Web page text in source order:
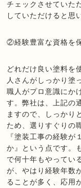
チェックさせていた
していただけると思
②経験豊富な資格を
どれだけ良い塗料を
人さんがしっかり塗
職人がプロ意識にか
す。弊社は、上記の
ますので、しっかり
ため、選りすぐりの
『塗装工事の経験が
か』という点です。
で何十年もやってい
が、やはり経験年数
ることが多く、応用